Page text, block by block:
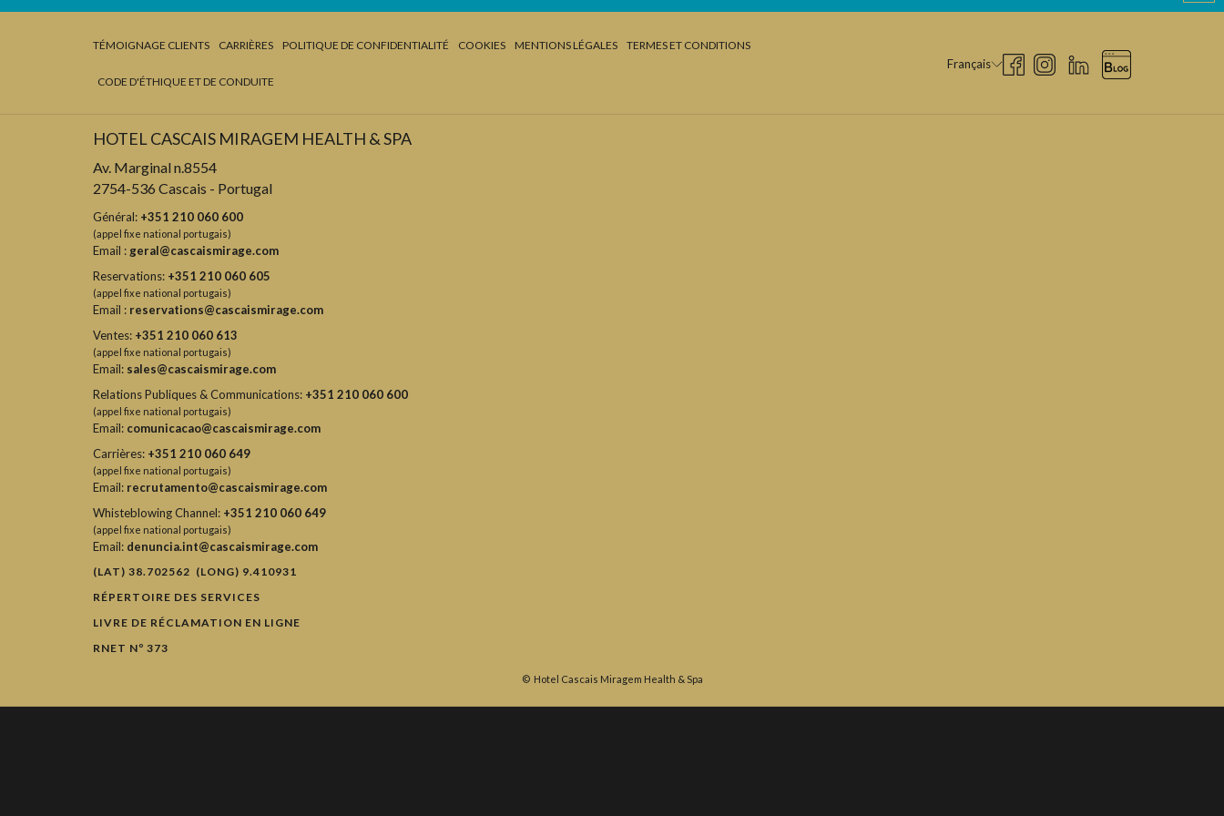
TÉMOIGNAGE CLIENTS CARRIÈRES POLITIQUE DE CONFIDENTIALITÉ COOKIES MENTIONS LÉGALES TERMES ET CONDITIONS
CODE D'ÉTHIQUE ET DE CONDUITE
Français
HOTEL CASCAIS MIRAGEM HEALTH & SPA
Av. Marginal n.8554
2754-536 Cascais - Portugal
Général: +351 210 060 600
(appel fixe national portugais)
Email :geral@cascaismirage.com
Reservations: +351 210 060 605
(appel fixe national portugais)
Email : reservations@cascaismirage.com
Ventes: +351 210 060 613
(appel fixe national portugais)
Email: sales@cascaismirage.com
Relations Publiques & Communications: +351 210 060 600
(appel fixe national portugais)
Email: comunicacao@cascaismirage.com
Carrières: +351 210 060 649
(appel fixe national portugais)
Email: recrutamento@cascaismirage.com
Whisteblowing Channel: +351 210 060 649
(appel fixe national portugais)
Email: denuncia.int@cascaismirage.com
(LAT) 38.702562 (LONG) 9.410931
RÉPERTOIRE DES SERVICES
LIVRE DE RÉCLAMATION EN LIGNE
RNET Nº 373
© Hotel Cascais Miragem Health & Spa